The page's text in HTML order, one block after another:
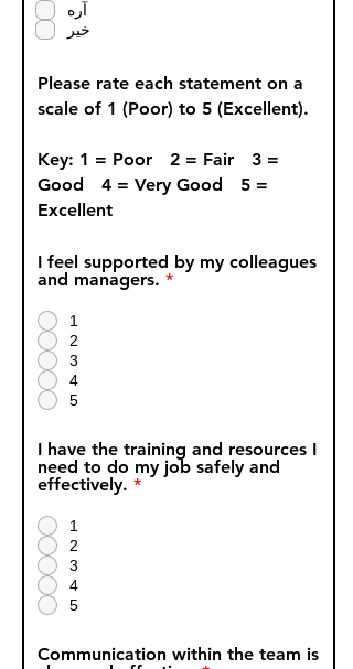
آره
خیر
Please rate each statement on a
scale of 1 (Poor) to 5 (Excellent).
Key: 1 = Poor 2 = Fair 3 =
Good 4 = Very Good 5 =
Excellent
I feel supported by my colleagues
and managers. *
1
2
3
4
5
I have the training and resources I
need to do my job safely and
effectively. *
1
2
3
4
5
Communication within the team is